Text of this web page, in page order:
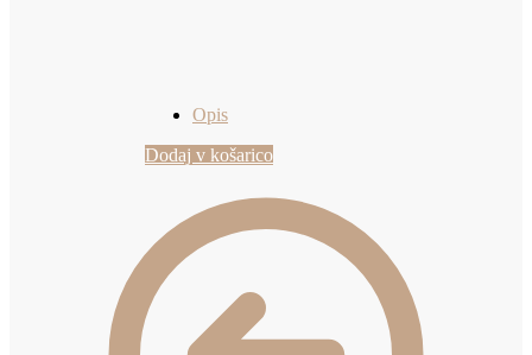
Opis
Dodaj v košarico